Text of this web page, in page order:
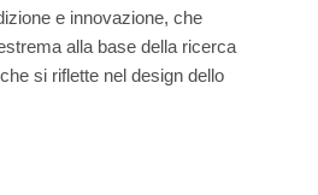
e innovazione, che
alla base della ricerca
si riflette nel design dello